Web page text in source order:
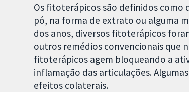
Os fitoterápicos são definidos como
pó, na forma de extrato ou alguma
dos anos, diversos fitoterápicos
outros remédios convencionais que
fitoterápicos agem bloqueando a
inflamação das articulações.
efeitos colaterais.